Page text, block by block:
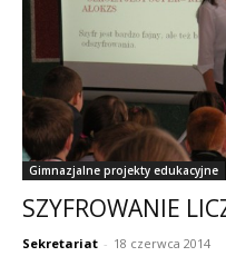
Gimnazjalne projekty edukacyjne
SZYFROWANIE
Sekretariat - 18 czerwca 2014